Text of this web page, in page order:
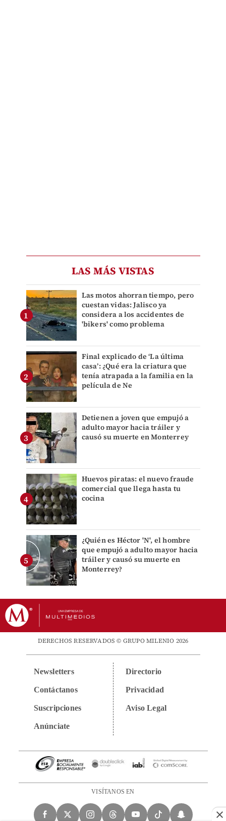
LAS MÁS VISTAS
Las motos ahorran tiempo, pero
cuestan vidas: Jalisco ya
considera a los accidentes de
'bikers' como problema
Final explicado de ‘La última
casa’: ¿Qué era la criatura que
tenía atrapada a la familia en la
película de Ne
Detienen a joven que empujó a
adulto mayor hacia tráiler y
causó su muerte en Monterrey
Huevos piratas: el nuevo fraude
comercial que llega hasta tu
cocina
¿Quién es Héctor 'N', el hombre
que empujó a adulto mayor hacia
tráiler y causó su muerte en
Monterrey?
DERECHOS RESERVADOS © GRUPO MILENIO 2026
Newsletters
Contáctanos
Suscripciones
Anúnciate
Directorio
Privacidad
Aviso Legal
VISÍTANOS EN